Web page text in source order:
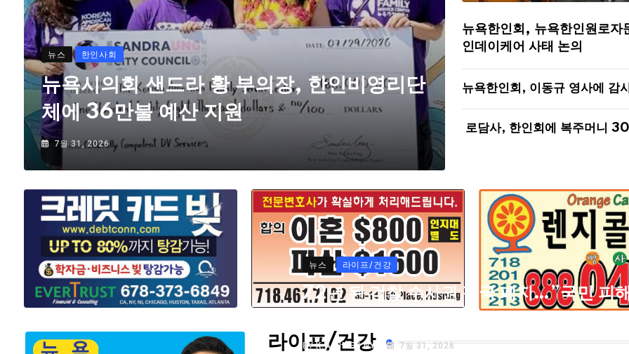
뉴스 한인사회
뉴욕시의회 샌드라 황 부의장, 한인비영리단
체에 36만불 예산 지원
7월 31, 2026
뉴욕한인회, 뉴욕한인원로자
인데이케어 사태 논의
뉴욕한인회, 이동규 영사에 감
로담사, 한인회에 복주머니
라이프/건강
뉴스 라이프/건강
72년 된 검찰 수사권 결국 폐지…”국민 피
BYK.A TIMES NY 7월 31, 2026